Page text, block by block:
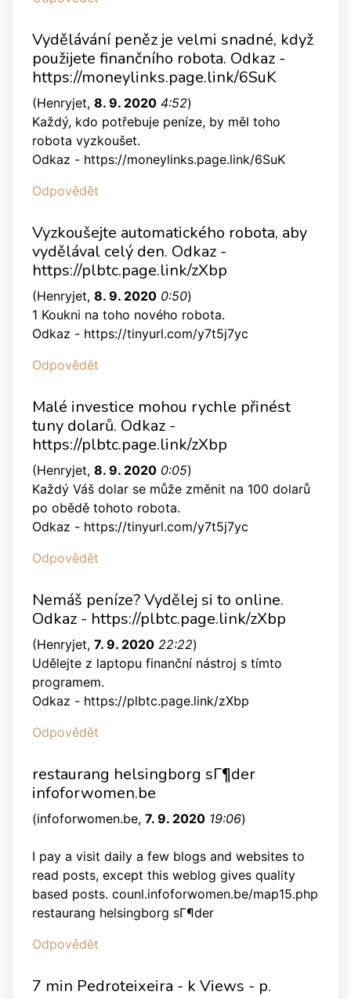
Vydělávání peněz je velmi snadné, když
použijete finančního robota. Odkaz -
https://moneylinks.page.link/6SuK
(Henryjet, 8. 9. 2020 4:52)
Každý, kdo potřebuje peníze, by měl toho
robota vyzkoušet.
Odkaz - https://moneylinks.page.link/6SuK
Odpovědět
Vyzkoušejte automatického robota, aby
vydělával celý den. Odkaz -
https://plbtc.page.link/zXbp
(Henryjet, 8. 9. 2020 0:50)
1 Koukni na toho nového robota.
Odkaz - https://tinyurl.com/y7t5j7yc
Odpovědět
Malé investice mohou rychle přinést
tuny dolarů. Odkaz -
https://plbtc.page.link/zXbp
(Henryjet, 8. 9. 2020 0:05)
Každý Váš dolar se může změnit na 100 dolarů
po obědě tohoto robota.
Odkaz - https://tinyurl.com/y7t5j7yc
Odpovědět
Nemáš peníze? Vydělej si to online.
Odkaz - https://plbtc.page.link/zXbp
(Henryjet, 7. 9. 2020 22:22)
Udělejte z laptopu finanční nástroj s tímto
programem.
Odkaz - https://plbtc.page.link/zXbp
Odpovědět
restaurang helsingborg sГ¶der
infoforwomen.be
(infoforwomen.be, 7. 9. 2020 19:06)
I pay a visit daily a few blogs and websites to
read posts, except this weblog gives quality
based posts. counl.infoforwomen.be/map15.php
restaurang helsingborg sГ¶der
Odpovědět
7 min Pedroteixeira - k Views - p.